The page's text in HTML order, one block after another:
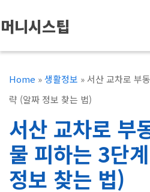
텐
츠
머니시스팁
Home »생활정보 »서산 교차로 부
략 (알짜 정보 찾는 법)
서산 교차로 부
물 피하는 3단
정보 찾는 법)